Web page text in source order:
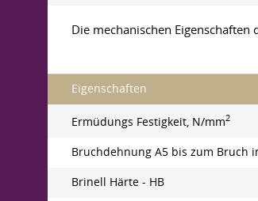
Die mechanischen
Eigenschaften
Ermüdungs Festigkeit, N/mm2
Bruchdehnung A5 bis zum Bruch
Brinell Härte - HB